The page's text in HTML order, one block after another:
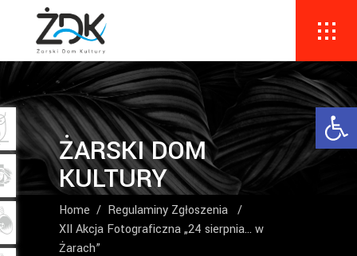
ŻARSKI DOM
KULTURY
Home / Regulaminy Zgłoszenia /
XII Akcja Fotograficzna „24 sierpnia… w
Żarach”